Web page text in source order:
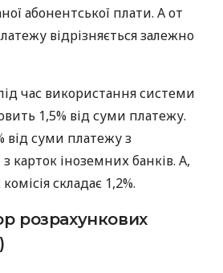
абонентської плати. А от
відрізняється залежно
час використання системи
1,5% від суми платежу.
від суми платежу з
карток іноземних банків. А,
складає 1,2%.
розрахункових